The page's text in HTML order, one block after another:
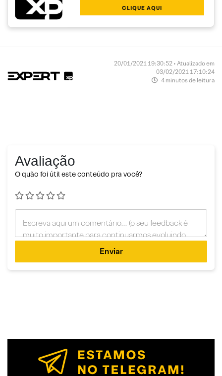
CLIQUE AQUI
20/01/2021 19:30:52 • Atualizado em
03/02/2021 17:10:24
4 minutos de leitura
Avaliação
O quão foi útil este conteúdo pra você?
Enviar